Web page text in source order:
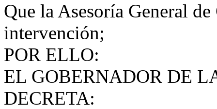
Que la Asesoría General
intervención;
POR ELLO:
EL GOBERNADOR DE
DECRETA: